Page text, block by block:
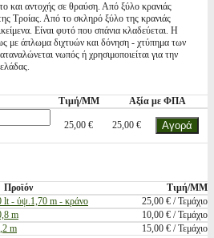
και αντοχής σε θραύση. Από ξύλο κρανιάς
Τροίας. Από το σκληρό ξύλο της κρανιάς
Είναι φυτό που σπάνια κλαδεύεται. Η
με άπλωμα διχτυών και δόνηση - χτύπημα των
νωπός ή χρησιμοποιείται για την
Τιμή/ΜΜ Αξία με ΦΠΑ
25,00 € 25,00 €
Προϊόν
Τιμή/ΜΜ
lt - ύψ.1,70 m - κράνο
25,00 € / Τεμάχιο
m
10,00 € / Τεμάχιο
m 15,00 € / Τεμάχιο